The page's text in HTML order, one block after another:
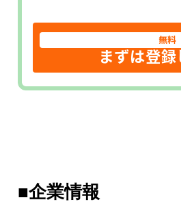
無料
まずは登録
■企業情報